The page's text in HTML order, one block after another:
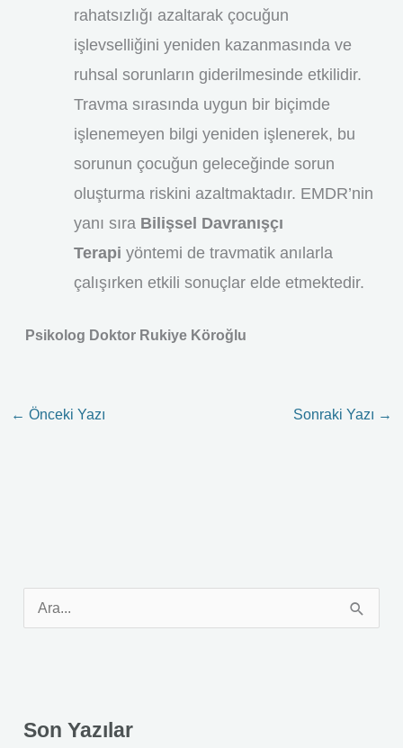
rahatsızlığı azaltarak çocuğun
işlevselliğini yeniden kazanmasında ve
ruhsal sorunların giderilmesinde etkilidir.
Travma sırasında uygun bir biçimde
işlenemeyen bilgi yeniden işlenerek, bu
sorunun çocuğun geleceğinde sorun
oluşturma riskini azaltmaktadır. EMDR’nin
yanı sıra Bilişsel Davranışçı
Terapi yöntemi de travmatik anılarla
çalışırken etkili sonuçlar elde etmektedir.
Psikolog Doktor Rukiye Köroğlu
← Önceki Yazı Sonraki Yazı →
c
Son Yazılar